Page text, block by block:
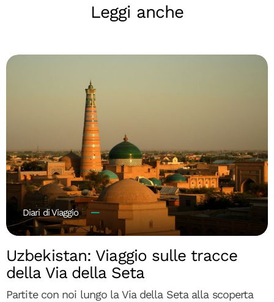
Leggi anche
Diari di Viaggio
Uzbekistan: Viaggio sulle tracce
della Via della Seta
Partite con noi lungo la Via della Seta alla scoperta